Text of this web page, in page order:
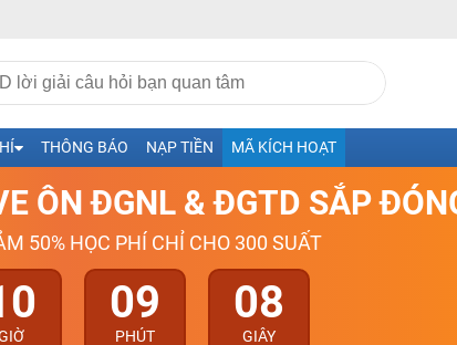
THÔNG BÁO NẠP TIỀN MÃ KÍCH HOẠT
ÔN ĐGNL & ĐGTD SẮP
50% HỌC PHÍ CHỈ CHO 300 SUẤT
09
PHÚT
07
GIÂY
nổi tiếng